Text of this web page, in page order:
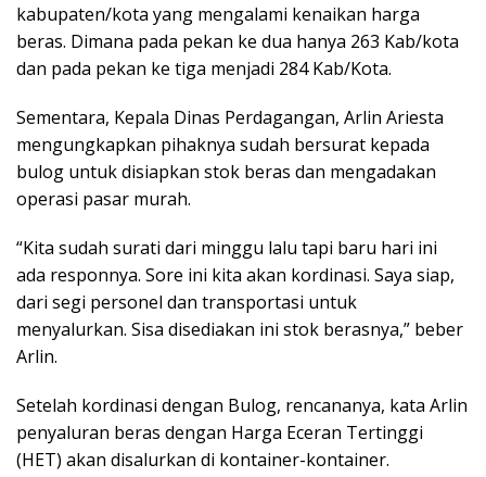
kabupaten/kota yang mengalami kenaikan harga
beras. Dimana pada pekan ke dua hanya 263 Kab/kota
dan pada pekan ke tiga menjadi 284 Kab/Kota.
Sementara, Kepala Dinas Perdagangan, Arlin Ariesta
mengungkapkan pihaknya sudah bersurat kepada
bulog untuk disiapkan stok beras dan mengadakan
operasi pasar murah.
“Kita sudah surati dari minggu lalu tapi baru hari ini
ada responnya. Sore ini kita akan kordinasi. Saya siap,
dari segi personel dan transportasi untuk
menyalurkan. Sisa disediakan ini stok berasnya,” beber
Arlin.
Setelah kordinasi dengan Bulog, rencananya, kata Arlin
penyaluran beras dengan Harga Eceran Tertinggi
(HET) akan disalurkan di kontainer-kontainer.